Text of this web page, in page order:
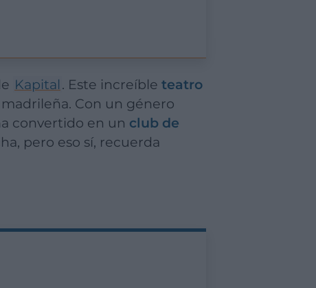
Kapital . Este increíble teatro
Con un género
convertido en un club de
pero eso sí, recuerda